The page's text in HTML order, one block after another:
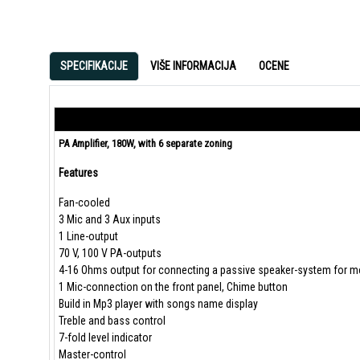
SPECIFIKACIJE VIŠE INFORMACIJA OCENE
PA Amplifier, 180W, with 6 separate zoning
Features
Fan-cooled
3 Mic and 3 Aux inputs
1 Line-output
70 V, 100 V PA-outputs
4-16 Ohms output for connecting a passive speaker-system for
1 Mic-connection on the front panel, Chime button
Build in Mp3 player with songs name display
Treble and bass control
7-fold level indicator
Master-control